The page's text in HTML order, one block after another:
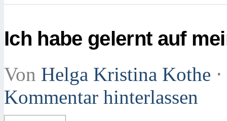
Ich habe gelernt auf
Von Helga Kristina Kothe ⋅
Kommentar hinterlassen